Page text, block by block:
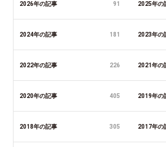
2026年の記事 91 2025年の
2024年の記事 181 2023年の
2022年の記事 226 2021年の
2020年の記事 405 2019年の
2018年の記事 305 2017年の